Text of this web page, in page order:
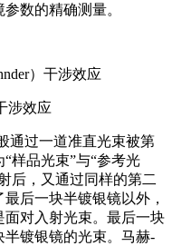
数的精确测量。
涉效应
通过一道准直光束被第
样品光束”与“参考光
后，又通过同样的第二
后一块半镀银镜以外，
对入射光束。最后一块
镀银镜的光束。马赫-